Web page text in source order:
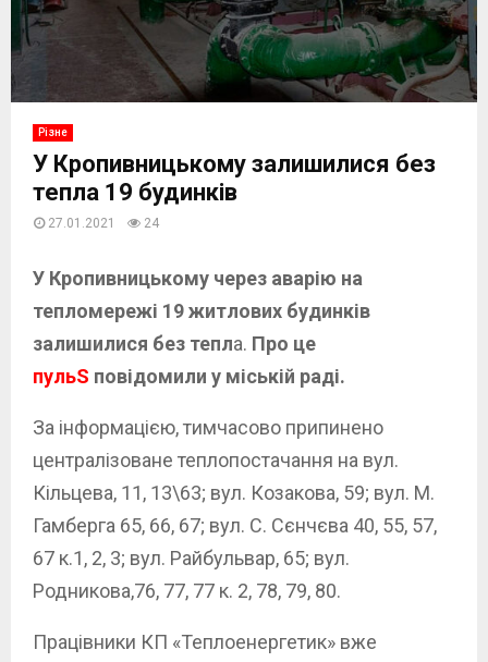
Різне
У Кропивницькому залишилися без
тепла 19 будинків
27.01.2021 24
У Кропивницькому через аварію на
тепломережі 19 житлових будинків
залишилися без тепла. Про це
пульS повідомили у міській раді.
За інформацією, тимчасово припинено
централізоване теплопостачання на вул.
Кільцева, 11, 13\63; вул. Козакова, 59; вул. М.
Гамберга 65, 66, 67; вул. С. Сєнчєва 40, 55, 57,
67 к.1, 2, 3; вул. Райбульвар, 65; вул.
Родникова,76, 77, 77 к. 2, 78, 79, 80.
Працівники КП «Теплоенергетик» вже